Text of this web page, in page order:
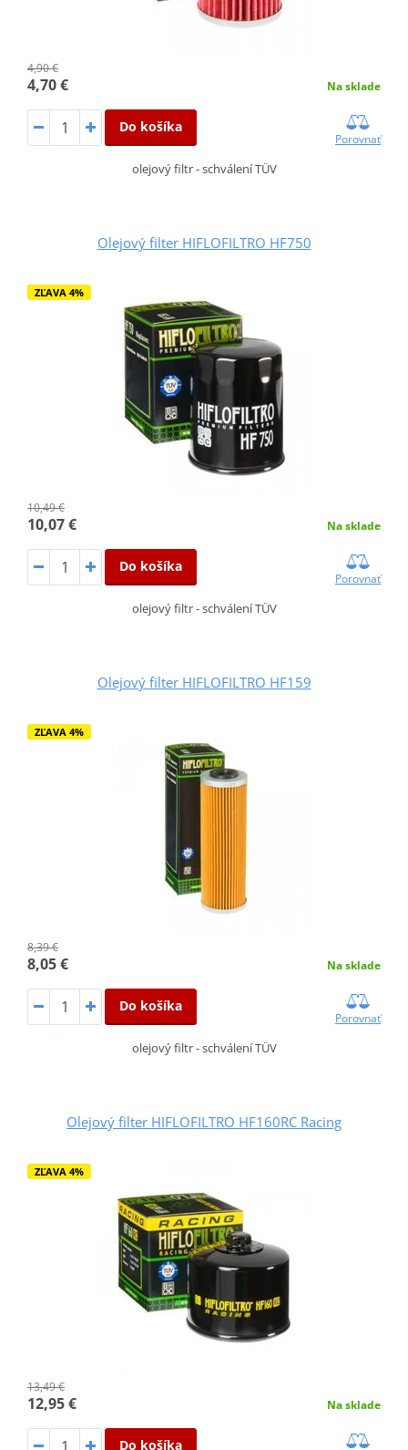
4,90 €
4,70 € Na sklade
Do košíka
Porovnať
olejový filtr - schválení TÜV
Olejový filter HIFLOFILTRO HF750
ZĽAVA 4%
10,49 €
10,07 € Na sklade
Do košíka
Porovnať
olejový filtr - schválení TÜV
Olejový filter HIFLOFILTRO HF159
ZĽAVA 4%
8,39 €
8,05 € Na sklade
Do košíka
Porovnať
olejový filtr - schválení TÜV
Olejový filter HIFLOFILTRO HF160RC Racing
ZĽAVA 4%
13,49 €
12,95 € Na sklade
Do košíka